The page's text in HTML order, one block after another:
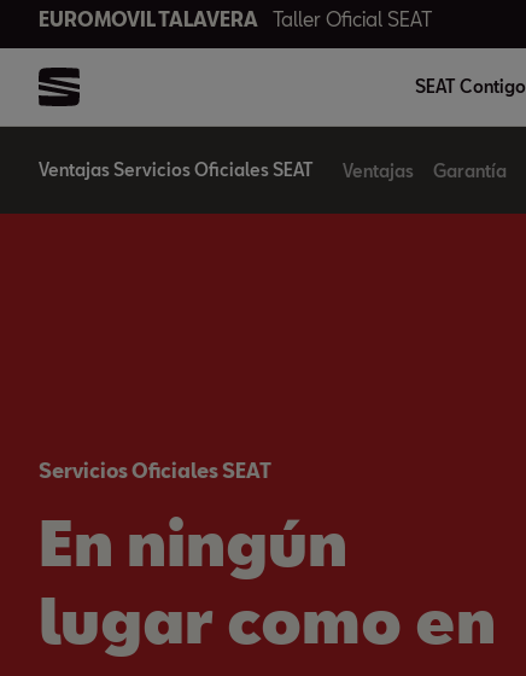
EUROMOVIL TALAVERA Taller Oficial SEAT
SEAT Contigo
Ventajas Servicios Oficiales SEAT Ventajas Garantía
Servicios Oficiales SEAT
En ningún
lugar como en